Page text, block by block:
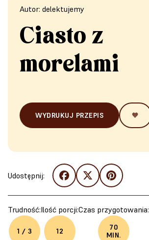
Autor: delektujemy
Ciasto z
morelami
WYDRUKUJ PRZEPIS 🧡
Udostępnij:
Trudność:
1 / 3
Ilość porcji:
12
Czas przygotowania:
70
MIN.